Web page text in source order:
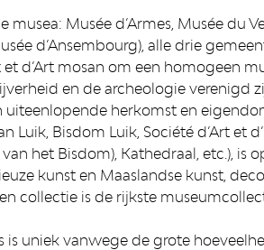
musea: Musée d’Armes, Musée du
d’Ansembourg), alle drie
et d’Art mosan om een homogeen
en de archeologie verenigd
uiteenlopende herkomst en
Luik, Bisdom Luik, Société d’Art et
van het Bisdom), Kathedraal, etc.),
kunst en Maaslandse kunst,
collectie is de rijkste
is uniek vanwege de grote